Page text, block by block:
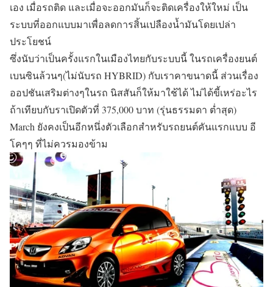
เอง เมื่อรถติด และเมื่อจะออกมันก็จะติดเครื่องให้ใหม่ เป็น
ระบบที่ออกแบบมาเพื่อลดการสิ้นเปลืองน้ำมันโดยเปล่า
ประโยชน์
ซึ่งนับว่าเป็นครั้งแรกในเมืองไทยกับระบบนี้ ในรถเครื่องยนต์
เบนซินล้วนๆ(ไม่นับรถ HYBRID) กับเราคาขนาดนี้ ส่วนเรื่อง
ออปชันเสริมต่างๆในรถ นิสสันก็ให้มาใช้ได้ ไม่ได้ขี้เหร่อะไร
ถ้าเทียบกับราเปิดตัวที่ 375,000 บาท (รุ่นธรรมดา ต่ำสุด)
March ยังคงเป็นอีกหนึ่งตัวเลือกสำหรับรถยนต์คันแรกแบบ อี
โคๆๆ ที่ไม่ควรมองข้าม